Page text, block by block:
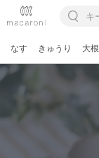
なす きゅうり 大根